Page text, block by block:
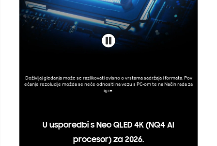
Doživljaj gledanja može se razlikovati ovisno o vrstama sadržaja i formata. Pov
ećanje rezolucije možda se neće odnositi na vezu s PC-om te na Način rada za
igre.
U usporedbi s Neo QLED 4K (NQ4 AI
procesor) za 2026.